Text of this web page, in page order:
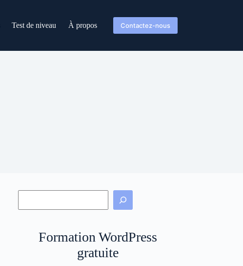
Test de niveau À propos Contactez-nous
Formation WordPress
gratuite